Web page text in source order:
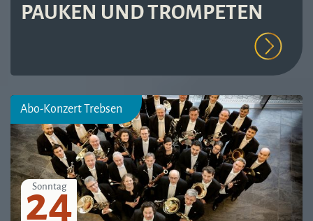
PAUKEN UND TROMPETEN
Abo-Konzert Trebsen
Sonntag
24